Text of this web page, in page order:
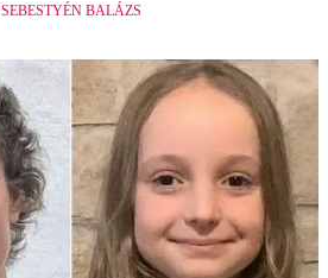
SEBESTYÉN BALÁZS